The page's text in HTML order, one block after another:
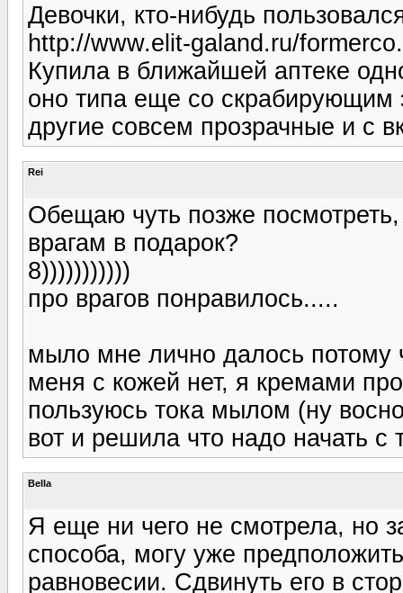
Девочки, кто-нибудь
http://www.elit-galand.ru/formerco.
Купила в ближайшей аптеке
оно типа еще со скрабирующим
другие совсем прозрачные и с
Rei
Обещаю чуть позже посмотреть,
врагам в подарок?
8)))))))))))
про врагов понравилось.....
мыло мне лично далось потому
меня с кожей нет, я кремами
пользуюсь тока мылом (ну
вот и решила что надо начать
Bella
Я еще ни чего не смотрела, но
способа, могу уже
равновесии. Сдвинуть его в